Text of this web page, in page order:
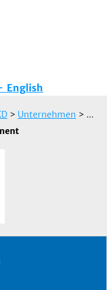
English
> Unternehmen > ...